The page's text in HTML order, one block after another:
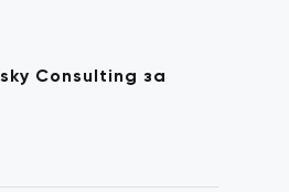
Consulting за